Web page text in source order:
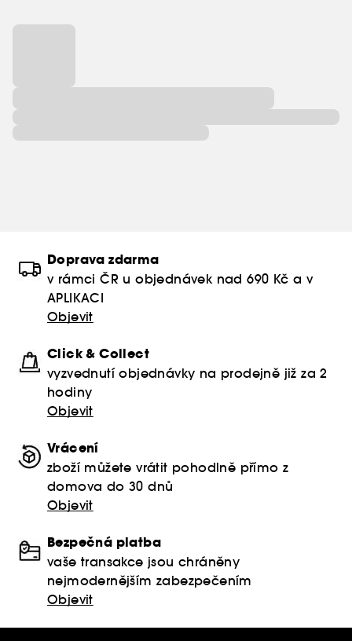
Doprava zdarma
v rámci ČR u objednávek nad 690 Kč a v
APLIKACI
Objevit
Click & Collect
vyzvednutí objednávky na prodejně již za 2
hodiny
Objevit
Vrácení
zboží můžete vrátit pohodlně přímo z
domova do 30 dnů
Objevit
Bezpečná platba
vaše transakce jsou chráněny
nejmodernějším zabezpečením
Objevit